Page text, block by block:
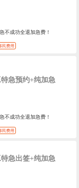
不成功全退加急费！
民费用
急预约+纯加急
不成功全退加急费！
民费用
急出签+纯加急